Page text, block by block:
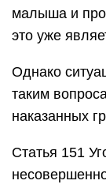
малыша и
это уже
Однако
таким
наказанных
Статья 151